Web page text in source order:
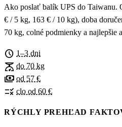
Ako poslať balík UPS do Taiwanu.
€ / 5 kg, 163 € / 10 kg), doba
70 kg, colné podmienky a najlepšie
schedule 1–3 dni
scale do 70 kg
payments od 57 €
rule clo od 60 €
RÝCHLY PREHĽAD